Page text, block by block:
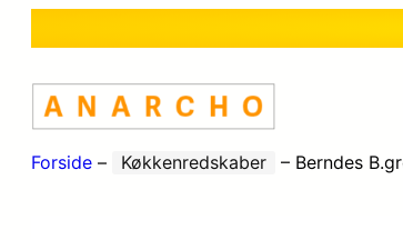
Forside – Køkkenredskaber – Berndes